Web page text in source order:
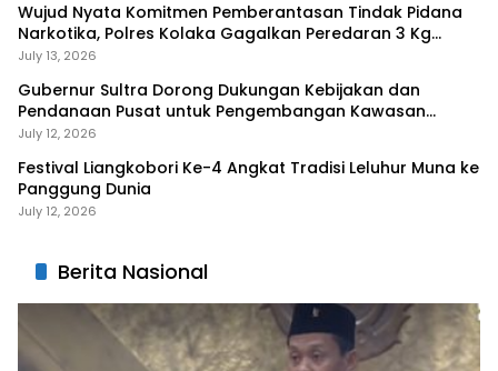
Wujud Nyata Komitmen Pemberantasan Tindak Pidana
Narkotika, Polres Kolaka Gagalkan Peredaran 3 Kg
Sabu-Sabu
July 13, 2026
Gubernur Sultra Dorong Dukungan Kebijakan dan
Pendanaan Pusat untuk Pengembangan Kawasan
Liangkobhori
July 12, 2026
Festival Liangkobori Ke-4 Angkat Tradisi Leluhur Muna ke
Panggung Dunia
July 12, 2026
Berita Nasional